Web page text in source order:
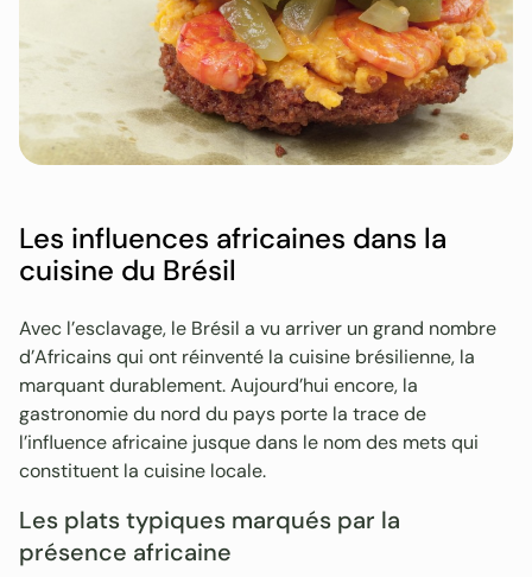
Les influences africaines dans la
cuisine du Brésil
Avec l’esclavage, le Brésil a vu arriver un grand nombre
d’Africains qui ont réinventé la cuisine brésilienne, la
marquant durablement. Aujourd’hui encore, la
gastronomie du nord du pays porte la trace de
l’influence africaine jusque dans le nom des mets qui
constituent la cuisine locale.
Les plats typiques marqués par la
présence africaine